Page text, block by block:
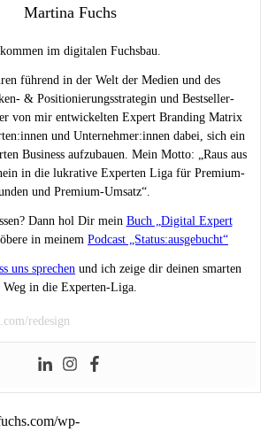
Martina Fuchs
im digitalen Fuchsbau.
führend in der Welt der Medien und des
& Positionierungsstrategin und Bestseller-
von mir entwickelten Expert Branding Matrix
und Unternehmer:innen dabei, sich ein
Business aufzubauen. Mein Motto: „Raus aus
in die lukrative Experten Liga für Premium-
und Premium-Umsatz“.
Dann hol Dir mein Buch „Digital Expert
in meinem Podcast „Status:ausgebucht“
uns sprechen und ich zeige dir deinen smarten
Weg in die Experten-Liga.
redesign
wp-